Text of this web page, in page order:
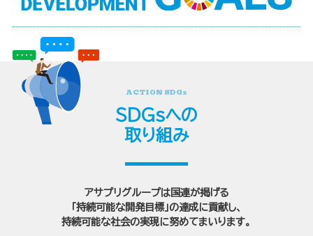
ACTION SDGs
SDGsへの
取り組み
アサプリグループは国連が掲げる
「持続可能な開発目標」の達成に貢献し、
持続可能な社会の実現に努めてまいります。